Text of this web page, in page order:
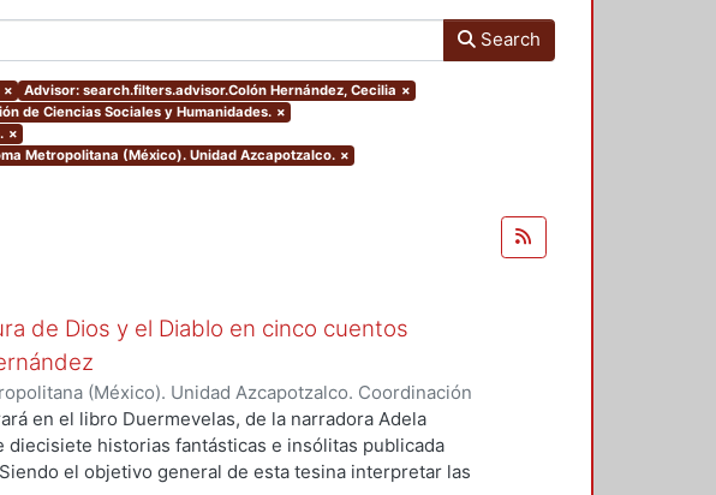
Search
× Advisor: search.filters.advisor.Colón Hernández, Cecilia ×
de Ciencias Sociales y Humanidades. ×
×
Metropolitana (México). Unidad Azcapotzalco. ×
de Dios y el Diablo en cinco cuentos
(México). Unidad Azcapotzalco. Coordinación
,2024-11)García Vázquez, Jessica Jazmín
en el libro Duermevelas, de la narradora Adela
diecisiete historias fantásticas e insólitas publicada
el objetivo general de esta tesina interpretar las